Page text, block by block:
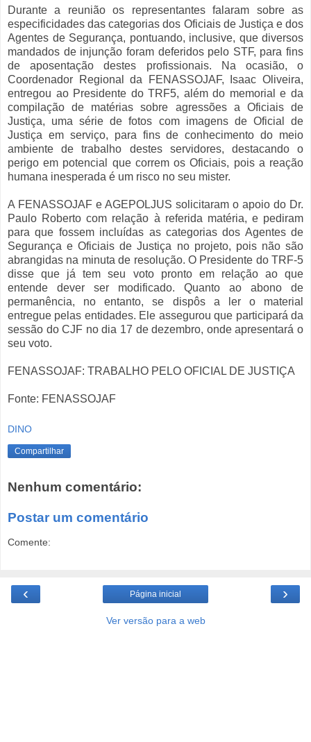
Durante a reunião os representantes falaram sobre as
especificidades das categorias dos Oficiais de Justiça e dos
Agentes de Segurança, pontuando, inclusive, que diversos
mandados de injunção foram deferidos pelo STF, para fins
de aposentação destes profissionais. Na ocasião, o
Coordenador Regional da FENASSOJAF, Isaac Oliveira,
entregou ao Presidente do TRF5, além do memorial e da
compilação de matérias sobre agressões a Oficiais de
Justiça, uma série de fotos com imagens de Oficial de
Justiça em serviço, para fins de conhecimento do meio
ambiente de trabalho destes servidores, destacando o
perigo em potencial que correm os Oficiais, pois a reação
humana inesperada é um risco no seu mister.
A FENASSOJAF e AGEPOLJUS solicitaram o apoio do Dr.
Paulo Roberto com relação à referida matéria, e pediram
para que fossem incluídas as categorias dos Agentes de
Segurança e Oficiais de Justiça no projeto, pois não são
abrangidas na minuta de resolução. O Presidente do TRF-5
disse que já tem seu voto pronto em relação ao que
entende dever ser modificado. Quanto ao abono de
permanência, no entanto, se dispôs a ler o material
entregue pelas entidades. Ele assegurou que participará da
sessão do CJF no dia 17 de dezembro, onde apresentará o
seu voto.
FENASSOJAF: TRABALHO PELO OFICIAL DE JUSTIÇA
Fonte: FENASSOJAF
DINO
Compartilhar
Nenhum comentário:
Postar um comentário
Comente:
‹ ›
Página inicial
Ver versão para a web